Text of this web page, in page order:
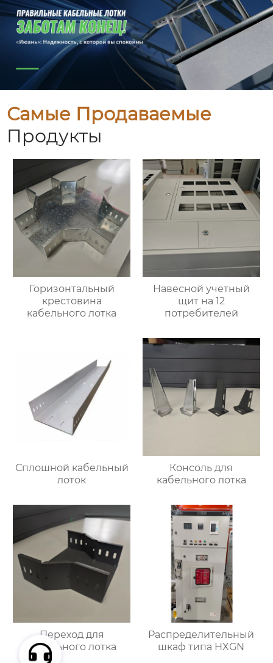
Самые Продаваемые
Продукты
Горизонтальный
крестовина
кабельного лотка
Навесной учетный
щит на 12
потребителей
Сплошной кабельный
лоток
Консоль для
кабельного лотка
Переход для
кабельного лотка
Распределительный
шкаф типа HXGN